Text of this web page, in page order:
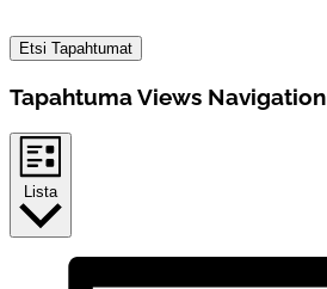
Etsi Tapahtumat
Tapahtuma Views Navigation
Lista